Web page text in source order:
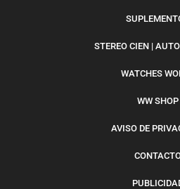
STEREO CIEN |
WATCHES
WW SHOP
AVISO DE